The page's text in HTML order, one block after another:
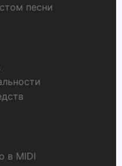
песни
в MIDI